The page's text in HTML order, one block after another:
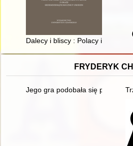
Dalecy i bliscy : Polacy i Ukraińcy
FRYDERYK
Jego gra podobała się przede